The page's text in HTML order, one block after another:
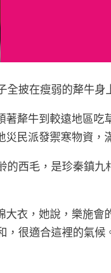
披在瘦弱的犛牛身
犛牛到較遠地區
民派發禦寒物資，
西毛，是珍秦鎮
衣，她說，樂施
，很適合這裡的氣候